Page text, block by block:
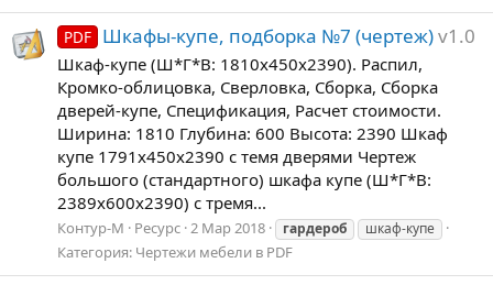
PDF Шкафы-купе, подборка №7 (чертеж)v1.0
Шкаф-купе (Ш*Г*В: 1810х450х2390). Распил,
Кромко-облицовка, Сверловка, Сборка, Сборка
дверей-купе, Спецификация, Расчет стоимости.
Ширина: 1810 Глубина: 600 Высота: 2390 Шкаф
купе 1791х450х2390 с темя дверями Чертеж
большого (стандартного) шкафа купе (Ш*Г*В:
2389х600х2390) с тремя...
Контур-М Ресурс 2 Мар 2018 гардероб шкаф-купе
Категория: Чертежи мебели в PDF